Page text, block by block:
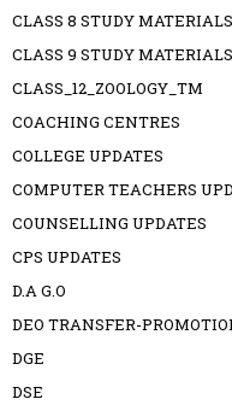
CLASS 8 STUDY MATERIALS
CLASS 9 STUDY MATERIALS
CLASS_12_ZOOLOGY_TM
COACHING CENTRES
COLLEGE UPDATES
COMPUTER TEACHERS
COUNSELLING UPDATES
CPS UPDATES
D.A G.O
DEO TRANSFER-
DGE
DSE